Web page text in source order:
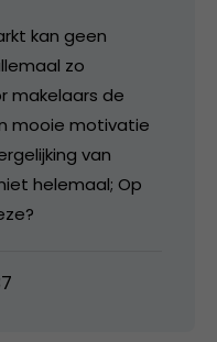
kan geen
zo
makelaars de
mooie motivatie
van
helemaal; Op